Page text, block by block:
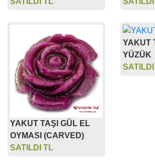
YAKUT TAŞI GÜL EL
OYMASI (CARVED)
SATILDI TL
YAKUT
YÜZÜK